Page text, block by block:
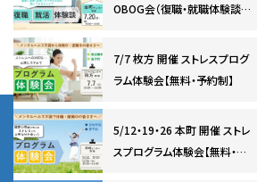
OBOG会（復職・就職体験談）
7/7 枚方 開催 ストレスプログ
ラム体験会【無料・予約制】
5/12・19・26 本町 開催 ストレ
スプログラム体験会【無料・予